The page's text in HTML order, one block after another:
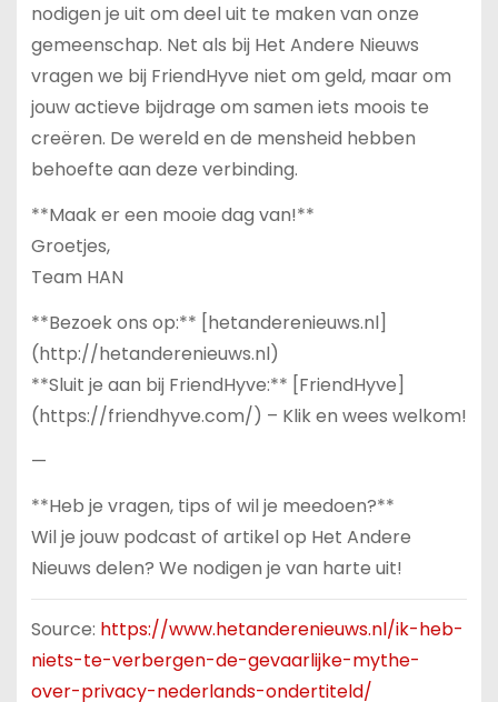
nodigen je uit om deel uit te maken van onze
gemeenschap. Net als bij Het Andere Nieuws
vragen we bij FriendHyve niet om geld, maar om
jouw actieve bijdrage om samen iets moois te
creëren. De wereld en de mensheid hebben
behoefte aan deze verbinding.
**Maak er een mooie dag van!**
Groetjes,
Team HAN
**Bezoek ons op:** [hetanderenieuws.nl]
(http://hetanderenieuws.nl)
**Sluit je aan bij FriendHyve:** [FriendHyve]
(https://friendhyve.com/) – Klik en wees welkom!
—
**Heb je vragen, tips of wil je meedoen?**
Wil je jouw podcast of artikel op Het Andere
Nieuws delen? We nodigen je van harte uit!
Source: https://www.hetanderenieuws.nl/ik-heb-
niets-te-verbergen-de-gevaarlijke-mythe-
over-privacy-nederlands-ondertiteld/